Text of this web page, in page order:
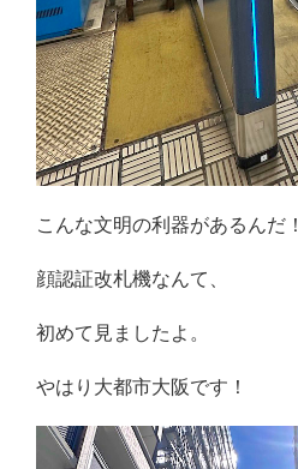
こんな文明の利器があるんだ！
顔認証改札機なんて、
初めて見ましたよ。
やはり大都市大阪です！